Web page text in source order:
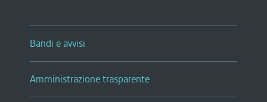
Bandi e avvisi
Amministrazione trasparente